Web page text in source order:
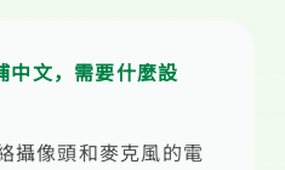
中文，需要什麼設
攝像頭和麥克風的電